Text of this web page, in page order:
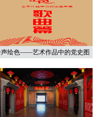
声绘色——艺术作品中的党史图